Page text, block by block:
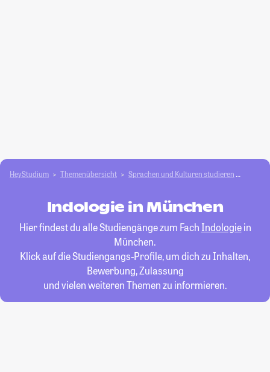
HeyStudium Themenübersicht Sprachen und Kulturen studieren
Indologie in München
Hier findest du alle Studiengänge zum Fach Indologiein
München.
Klick auf die Studiengangs-Profile, um dich zu Inhalten,
Bewerbung, Zulassung
und vielen weiteren Themen zu informieren.